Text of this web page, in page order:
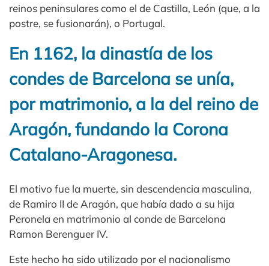
reinos peninsulares como el de Castilla, León (que, a la
postre, se fusionarán), o Portugal.
En 1162, la dinastía de los
condes de Barcelona se unía,
por matrimonio, a la del reino de
Aragón, fundando la Corona
Catalano-Aragonesa.
El motivo fue la muerte, sin descendencia masculina,
de Ramiro II de Aragón, que había dado a su hija
Peronela en matrimonio al conde de Barcelona
Ramon Berenguer IV.
Este hecho ha sido utilizado por el nacionalismo